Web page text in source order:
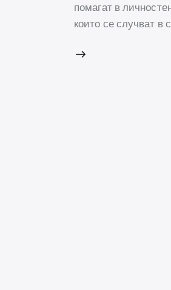
помагат в
които се случват в